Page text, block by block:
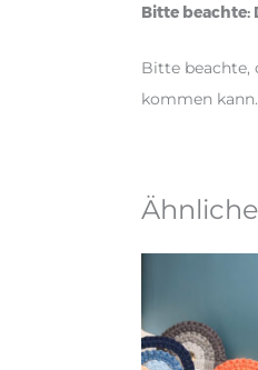
Bitte beachte:
Bitte beachte,
kommen kann.